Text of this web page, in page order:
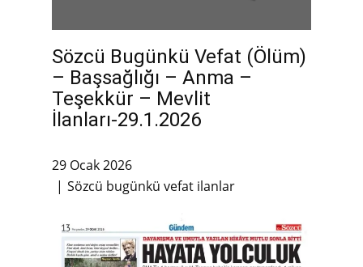
Sözcü Bugünkü Vefat (Ölüm)
– Başsağlığı – Anma –
Teşekkür – Mevlit
İlanları-29.1.2026
29 Ocak 2026
Sözcü bugünkü vefat ilanlar